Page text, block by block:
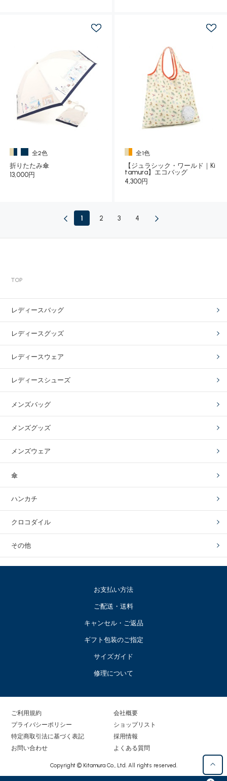
全2色
折りたたみ傘
13,000円
全1色
【ジュラシック・ワールド｜Ki
tamura】エコバッグ
4,300円
1 2 3 4
TOP
レディースバッグ
レディースグッズ
レディースウェア
レディースシューズ
メンズバッグ
メンズグッズ
メンズウェア
傘
ハンカチ
クロコダイル
その他
お支払い方法
ご配送・送料
キャンセル・ご返品
ギフト包装のご指定
サイズガイド
修理について
ご利用規約
プライバシーポリシー
特定商取引法に基づく表記
お問い合わせ
会社概要
ショップリスト
採用情報
よくある質問
Copyright © Kitamura Co., Ltd. All rights reserved.